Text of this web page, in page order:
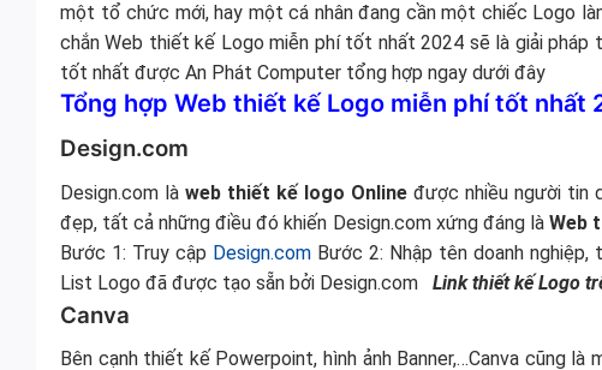
một tổ chức mới, hay một cá nhân đang cần một chiếc Logo
chắn Web thiết kế Logo miễn phí tốt nhất 2024 sẽ là giải pháp
tốt nhất được An Phát Computer tổng hợp ngay dưới đây
Tổng hợp Web thiết kế Logo miễn phí tốt nhất
Design.com
Design.com là web thiết kế logo Onlineđược nhiều người tin
đẹp, tất cả những điều đó khiến Design.com xứng đáng là Web
Bước 1: Truy cập Design.com Bước 2: Nhập tên doanh
List Logo đã được tạo sẵn bởi Design.com Link thiết kế Logo
Canva
Bên cạnh thiết kế Powerpoint, hình ảnh Banner,…Canva cũng